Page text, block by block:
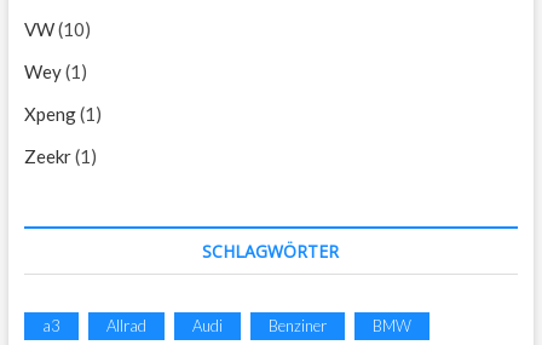
VW(10)
Wey(1)
Xpeng(1)
Zeekr(1)
SCHLAGWÖRTER
a3 Allrad Audi Benziner BMW